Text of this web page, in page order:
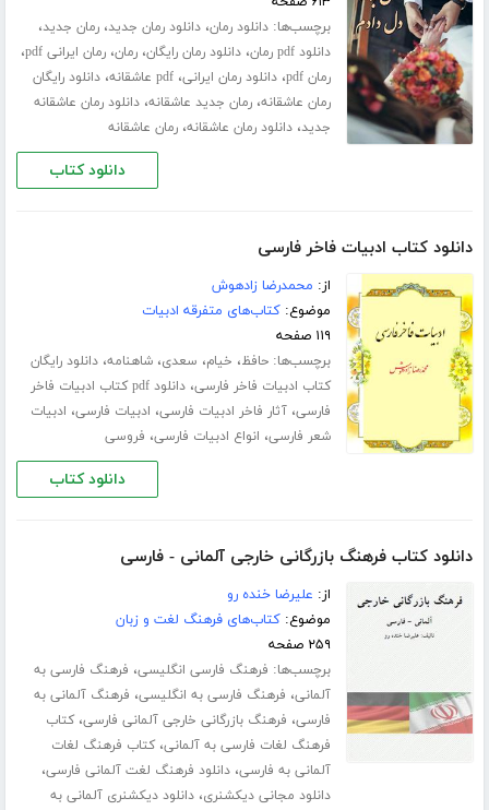
برچسب‌ها:دانلود رمان،دانلود رمان جدید،رمان جدید،
دانلود pdf رمان ،دانلود رمان رایگان،رمان،رمان ایرانی pdf ،
رمان pdf ،دانلود رمان ایرانی،pdf عاشقانه ،دانلود رایگان
رمان عاشقانه،رمان جدید عاشقانه،دانلود رمان عاشقانه
جدید،دانلود رمان عاشقانه،رمان عاشقانه
دانلود کتاب
دانلود کتاب ادبیات فاخر فارسی
از: محمدرضا زادهوش
موضوع:کتاب‌های متفرقه ادبیات
۱۱۹ صفحه
برچسب‌ها:حافظ، خیام، سعدی،شاهنامه،دانلود رایگان
کتاب ادبیات فاخر فارسی،
دانلود pdf کتاب ادبیات فاخر
فارسی،آثار فاخر ادبیات فارسی، ادبیات فارسی، ادبیات
شعر فارسی، انواع ادبیات فارسی، فروسی
دانلود کتاب
دانلود کتاب فرهنگ بازرگانی خارجی آلمانی - فارسی
از: علیرضا خنده رو
موضوع:کتاب‌های فرهنگ لغت و زبان
۲۵۹ صفحه
برچسب‌ها: فرهنگ فارسی انگلیسی، فرهنگ فارسی به
آلمانی، فرهنگ فارسی به انگلیسی، فرهنگ آلمانی به
فارسی، فرهنگ بازرگانی خارجی آلمانی فارسی،کتاب
فرهنگ لغات فارسی به آلمانی،کتاب فرهنگ لغات
آلمانی به فارسی،دانلود فرهنگ لغت آلمانی فارسی،
دانلود مجانی دیکشنری،دانلود دیکشنری آلمانی به